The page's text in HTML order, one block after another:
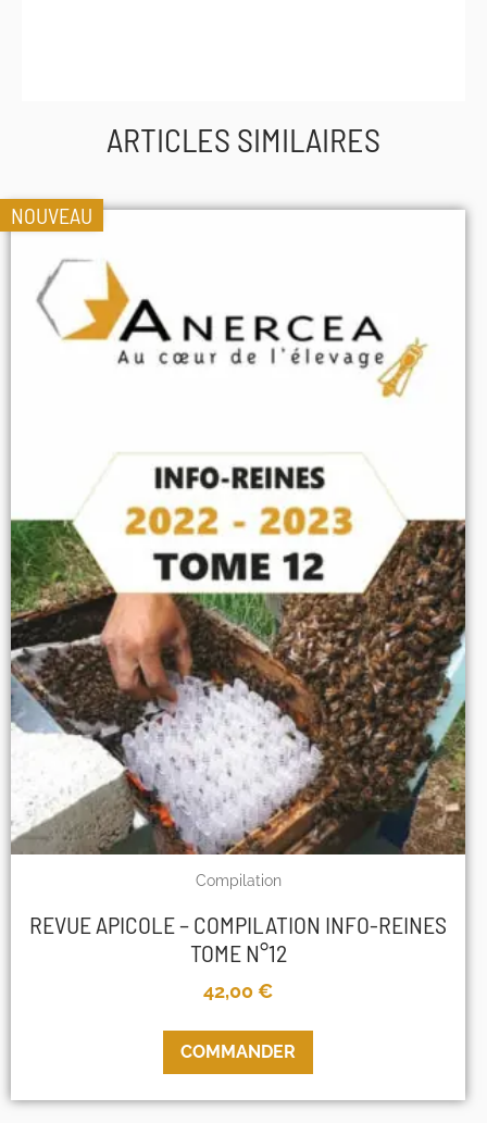
ARTICLES SIMILAIRES
NOUVEAU
Compilation
REVUE APICOLE – COMPILATION INFO-REINES
TOME N°12
42,00€
COMMANDER